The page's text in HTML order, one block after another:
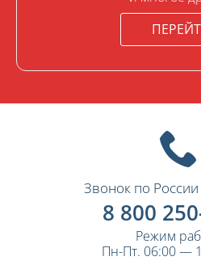
Звонок по
8 800
Режим
Пн-Пт. 06:00 —